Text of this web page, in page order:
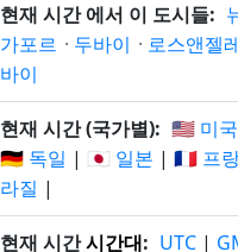
현재 시간 에서 이 도시들:
가포르 · 두바이 · 로스앤젤
바이
현재 시간 (국가별): 🇺🇸 미국
🇩🇪 독일 | 🇯🇵 일본 | 🇫🇷 프
라질 |
현재 시간시간대: UTC |